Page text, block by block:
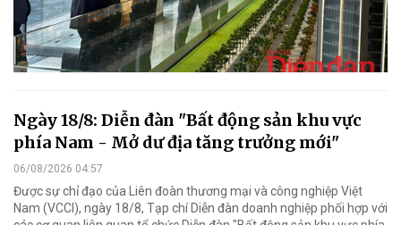
Ngày 18/8: Diễn đàn "Bất động sản khu vực
phía Nam - Mở dư địa tăng trưởng mới"
06/08/2026 04:57
Được sự chỉ đạo của Liên đoàn thương mại và công nghiệp Việt
Nam (VCCI), ngày 18/8, Tạp chí Diễn đàn doanh nghiệp phối hợp với